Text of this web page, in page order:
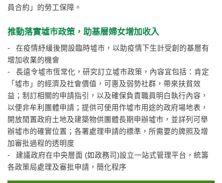
員合約」的勞工保障。
推動落實墟市政策，助基層婦女增加收入
- 在疫情紓緩後開設臨時墟市，以助疫情下生計受創的基層有
增加收業的機會
- 長遠令墟市恆常化，研究訂立墟市政策，內容宜包括：肯定
「墟市」的經濟及社會價值，可惠及弱勢社群，帶來扶貧效
益；制訂相關的申請指引，以及確保負責職員明白執行內容，
以便非牟利團體申請；提供可使用作墟市用途的政府場地表，
開放閒置政府土地及建築物供團體長期申辦墟市，並詳列可舉
辦墟市的確實位置；各署處理申請的標準，所需要的牌照及增
加審批過程的透明度
- 建議政府在中央層面 (如政務司)設立一站式管理平台，統籌
各政策局處理及審批申請，簡化程序